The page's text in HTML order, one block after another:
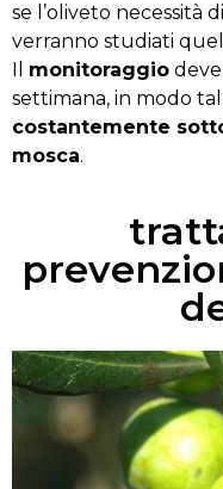
se l’oliveto necessità
verranno studiati
monitoraggio
settimana, in modo
costantemente
mosca.